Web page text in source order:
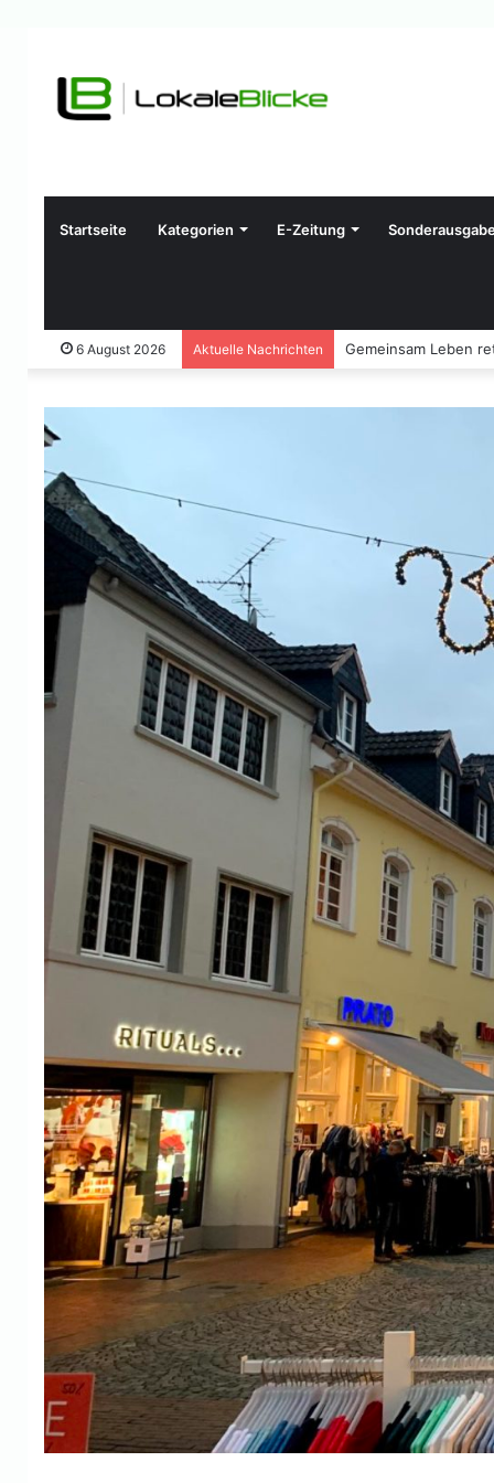
Startseite Kategorien E-Zeitung
6 August 2026 Aktuelle Nachrichten Gemeinsam Leben